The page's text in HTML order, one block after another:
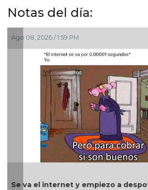
Notas del día:
Ago 08, 2026 / 1:59 PM
Se va el internet y empiezo a